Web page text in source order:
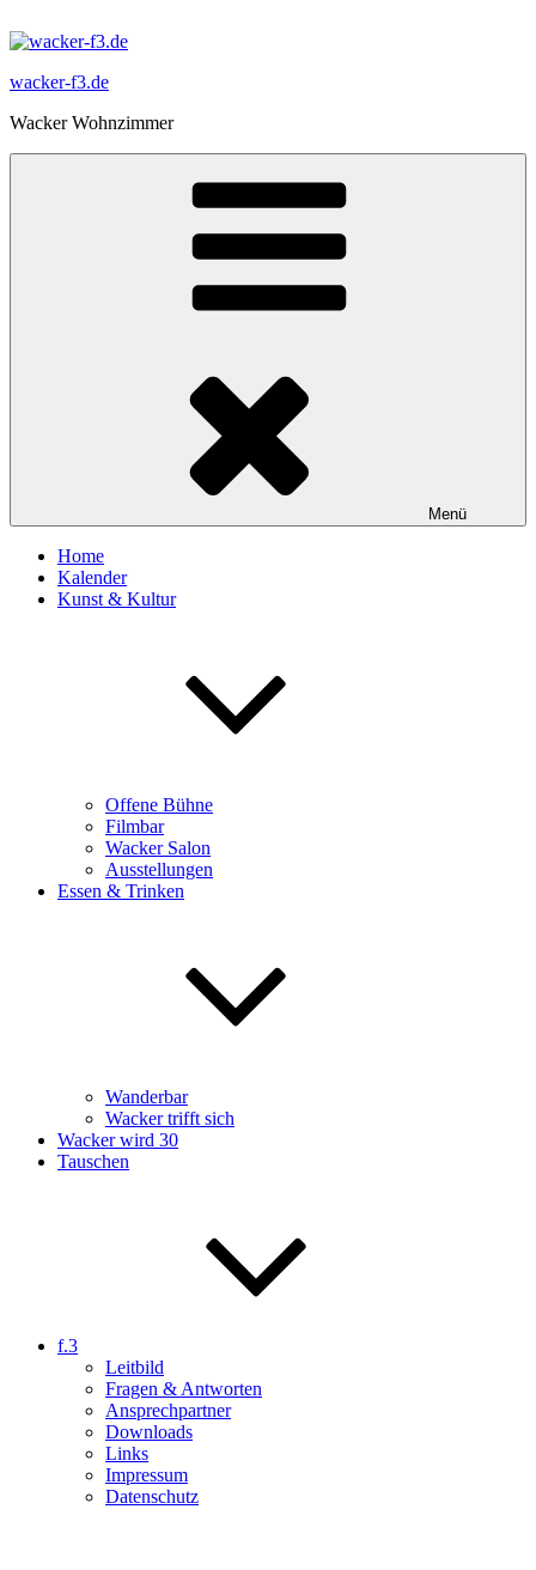
Inhalt
wacker-f3.de
Wacker Wohnzimmer
Menü
Home
Kalender
Kunst & Kultur
Offene Bühne
Filmbar
Wacker Salon
Ausstellungen
Essen & Trinken
Wanderbar
Wacker trifft sich
Wacker wird 30
Tauschen
f.3
Leitbild
Fragen & Antworten
Ansprechpartner
Downloads
Links
Impressum
Datenschutz